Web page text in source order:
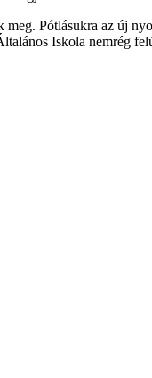
Pótlásukra az új
Iskola nemrég